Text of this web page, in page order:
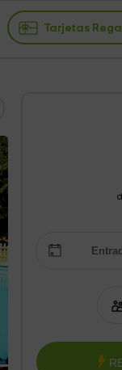
Tarjetas